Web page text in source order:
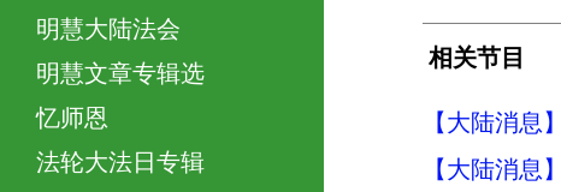
明慧大陆法会
明慧文章专辑选
忆师恩
法轮大法日专辑
相关节目
【大陆消息
【大陆消息